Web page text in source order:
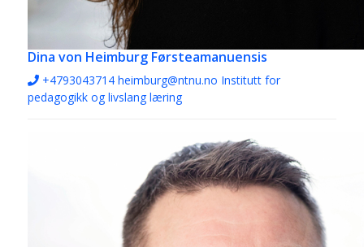
Dina von Heimburg Førsteamanuensis
+4793043714 heimburg@ntnu.no Institutt for
pedagogikk og livslang læring